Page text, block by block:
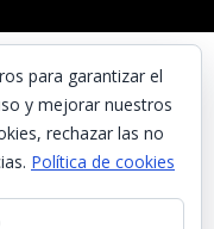
para garantizar el
y mejorar nuestros
rechazar las no
Política de cookies